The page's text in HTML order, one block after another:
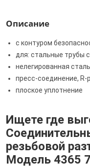
Описание
с контуром
для: стальные трубы
нелегированная
пресс-соединение, R-
плоское уплотнение
Ищете где
резьбовой
Модель 4365